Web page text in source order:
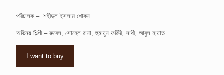
পরিচালক – শহীদুল ইসলাম খোকন
অভিনয় শিল্পী – রুবেল, সোহেল রানা, হুমায়ুন ফরিদী, সাথী, আবুল হায়াত
I want to buy